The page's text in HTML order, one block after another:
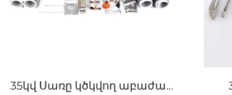
35կվ Սառը կծկվող աբաժան